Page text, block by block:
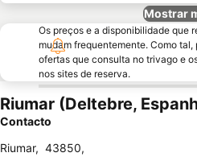
Mostrar
Os preços e a disponibilidade que
mudam frequentemente. Como
ofertas que consulta no trivago e
nos sites de reserva.
Riumar (Deltebre,
Contacto
Riumar, 43850,